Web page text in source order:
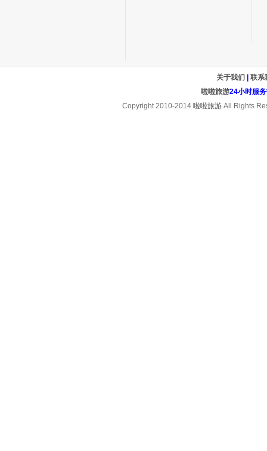
关于我们
联系
啦啦旅游24小时服
Copyright 2010-2014 啦啦旅游All Rights